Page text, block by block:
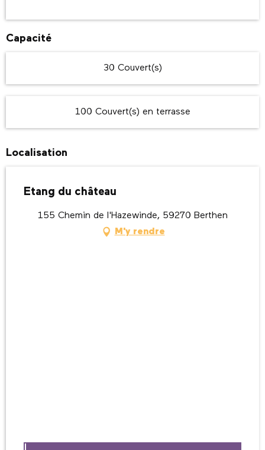
Capacité
30 Couvert(s)
100 Couvert(s) en terrasse
Localisation
Etang du château
155 Chemin de l'Hazewinde, 59270 Berthen
M'y rendre